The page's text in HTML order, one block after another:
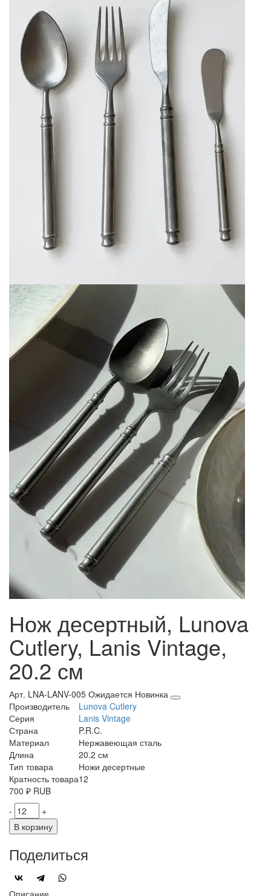
Нож десертный, Lunova
Cutlery, Lanis Vintage,
20.2 см
Арт. LNA-LANV-005 Ожидается Новинка
Производитель
Lunova Cutlery
Серия
Lanis Vintage
Страна
P.R.C.
Материал
Нержавеющая сталь
Длина
20.2 см
Тип товара
Ножи десертные
Кратность товара12
700 ₽ RUB
-
+
В корзину
Поделиться